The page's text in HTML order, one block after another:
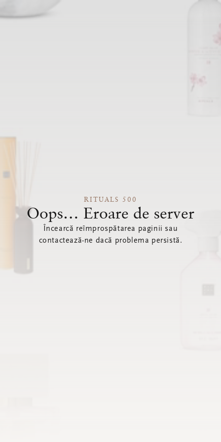
RITUALS 500
Oops… Eroare de server
Încearcă reîmprospătarea paginii sau
contactează-ne dacă problema persistă.